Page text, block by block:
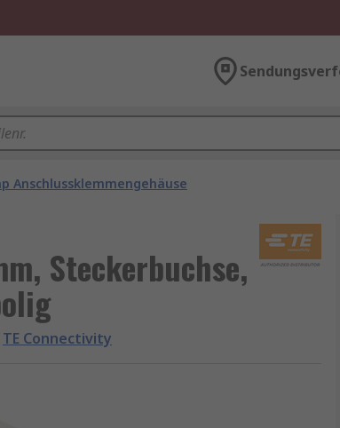
Anschlussklemmengehäuse
Steckerbuchse,
TE Connectivity